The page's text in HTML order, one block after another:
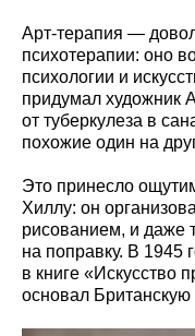
Арт-терапия —
психотерапии: оно
психологии и
придумал художник
от туберкулеза в
похожие один на
Это принесло
Хиллу: он
рисованием, и даже
на поправку. В 1945
в книге «Искусство
основал Британскую